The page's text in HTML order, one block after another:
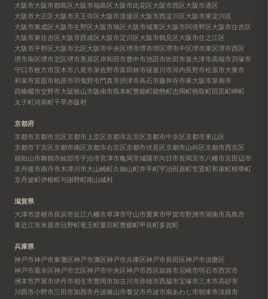
大阪市大阪市都島区大阪市福島区大阪市此花区大阪市西区大阪市港区
大阪市大正区大阪市天王寺区大阪市浪速区大阪市西淀川区大阪市東淀川区
大阪市東成区大阪市生野区大阪市旭区大阪市城東区大阪市阿倍野区大阪市住吉区
大阪市東住吉区大阪市西成区大阪市淀川区大阪市鶴見区大阪市住之江区
大阪市平野区大阪市北区大阪市中央区堺市堺市堺区堺市中区堺市東区堺市西区
堺市南区堺市北区堺市美原区岸和田市豊中市池田市吹田市泉大津市高槻市 貝塚市
守口市枚方市茨木市八尾市泉佐野市富田林市寝屋川市河内長野市松原市大東市
和泉市箕面市柏原市羽曳野市門真市摂津市高石市藤井寺市東大阪市泉南市
四條畷市交野市大阪狭山市阪南市島本町豊能町能勢町忠岡町熊取町田尻町岬町
太子町河南町千早赤阪村
京都府
京都市京都市北区京都市上京区京都市左京区京都市中京区京都市東山区
京都市下京区京都市南区京都市右京区京都市伏見区京都市山科区京都市西京区
福知山市舞鶴市綾部市宇治市宮津市亀岡市城陽市向日市長岡京市八幡市京田辺市
京丹後市南丹市木津川市大山崎町久御山町井手町宇治田原町笠置町和束町精華町
京丹波町伊根町与謝野町南山城村
滋賀県
大津市彦根市長浜市近江八幡市草津市守山市栗東市甲賀市野洲市湖南市高島市
東近江市米原市日野町竜王町愛荘町豊郷町甲良町多賀町
兵庫県
神戸市神戸市東灘区神戸市灘区神戸市兵庫区神戸市長田区神戸市須磨区
神戸市垂水区神戸市北区神戸市中央区神戸市西区姫路市尼崎市明石市西宮市
洲本市芦屋市伊丹市相生市豊岡市加古川市赤穂市西脇市宝塚市三木市高砂市
川西市小野市三田市加西市丹波篠山市養父市丹波市南あわじ市朝来市淡路市